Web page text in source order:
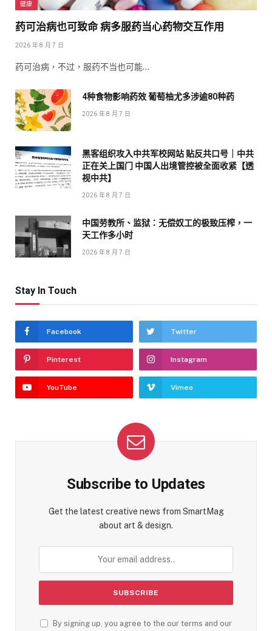
健康
药可治病也可致命 病多服药当心药物交互作用
2026 年 8 月 7 日
药可治病，不过，服药不当也可能…
4种食物影响药效 葡萄柚尤多涉逾80种药
2026 年 8 月 7 日
黑客组织攻入中共军校网站 贴反共口号｜中共
正在关上国门 中国人出境管控被全面收紧【透
视中共】
2026 年 8 月 7 日
中国劳教所、监狱：无偿奴工的极致压榨，一
天工作多小时
2026 年 8 月 7 日
Stay In Touch
Facebook Twitter
Pinterest Instagram
YouTube Vimeo
Subscribe to Updates
Get the latest creative news from SmartMag
about art & design.
By signing up, you agree to the our terms and our